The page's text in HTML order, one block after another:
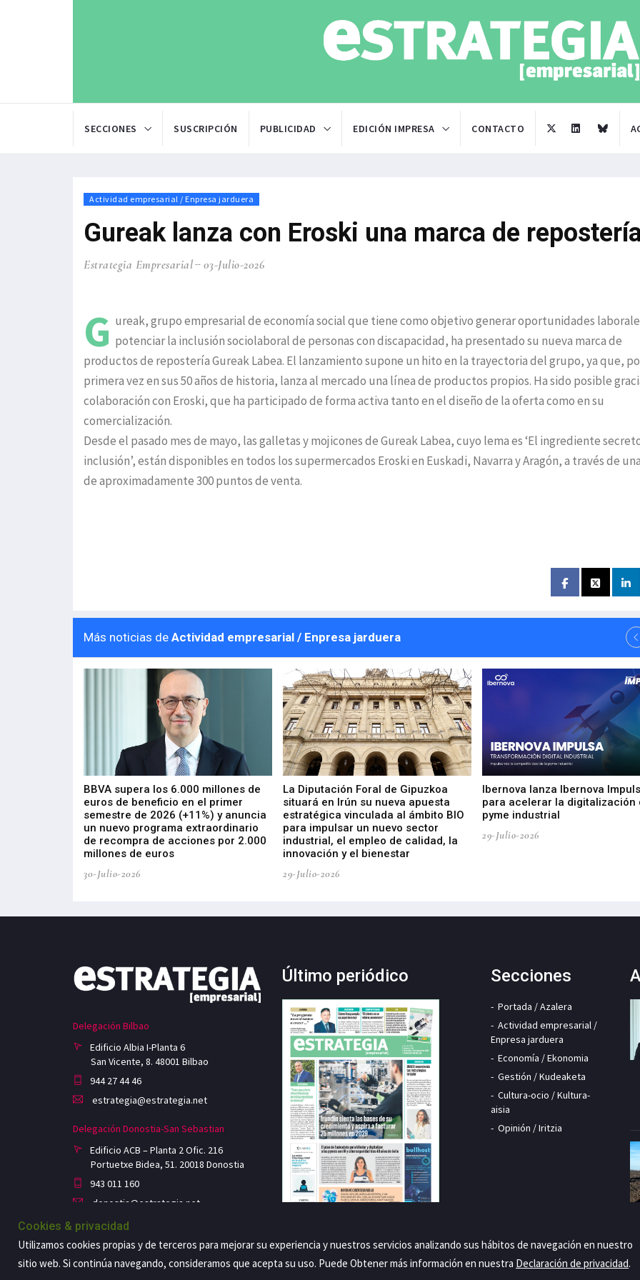
SECCIONES SUSCRIPCIÓN PUBLICIDAD EDICIÓN IMPRESA CONTACTO
Actividad empresarial / Enpresa jarduera
Gureak lanza con Eroski una marca de
Estrategia Empresarial 03-Julio-2026
G ureak, grupo empresarial de economía social que tiene como objetivo generar oportunidades
potenciar la inclusión sociolaboral de personas con discapacidad, ha presentado su nueva marca de
productos de repostería Gureak Labea. El lanzamiento supone un hito en la trayectoria del grupo, ya que,
primera vez en sus 50 años de historia, lanza al mercado una línea de productos propios. Ha sido posible
colaboración con Eroski, que ha participado de forma activa tanto en el diseño de la oferta como en su
comercialización.
Desde el pasado mes de mayo, las galletas y mojicones de Gureak Labea, cuyo lema es ‘El ingrediente
inclusión’, están disponibles en todos los supermercados Eroski en Euskadi, Navarra y Aragón, a través de
de aproximadamente 300 puntos de venta.
Más noticias de Actividad empresarial / Enpresa jarduera
BBVA supera los 6.000 millones de
euros de beneficio en el primer
semestre de 2026 (+11%) y anuncia
un nuevo programa extraordinario
de recompra de acciones por 2.000
millones de euros
30-Julio-2026
La Diputación Foral de Gipuzkoa
situará en Irún su nueva apuesta
estratégica vinculada al ámbito BIO
para impulsar un nuevo sector
industrial, el empleo de calidad, la
innovación y el bienestar
29-Julio-2026
Ibernova lanza Ibernova
para acelerar la digitalización
pyme industrial
29-Julio-2026
Delegación Bilbao
Edificio Albia I-Planta 6
San Vicente, 8. 48001 Bilbao
944 27 44 46
estrategia@estrategia.net
Delegación Donostia-San Sebastian
Edificio ACB – Planta 2 Ofic. 216
Portuetxe Bidea, 51. 20018 Donostia
943 011 160
donostia@estrategia.net
Último periódico Secciones
Portada / Azalera
Actividad empresarial /
Enpresa jarduera
Economía / Ekonomia
Gestión / Kudeaketa
Cultura-ocio / Kultura-
aisia
Opinión / Iritzia
Cookies & privacidad
Utilizamos cookies propias y de terceros para mejorar su experiencia y nuestros servicios analizando sus hábitos de navegación en nuestro
sitio web. Si continúa navegando, consideramos que acepta su uso. Puede Obtener más información en nuestra Declaración de privacidad.